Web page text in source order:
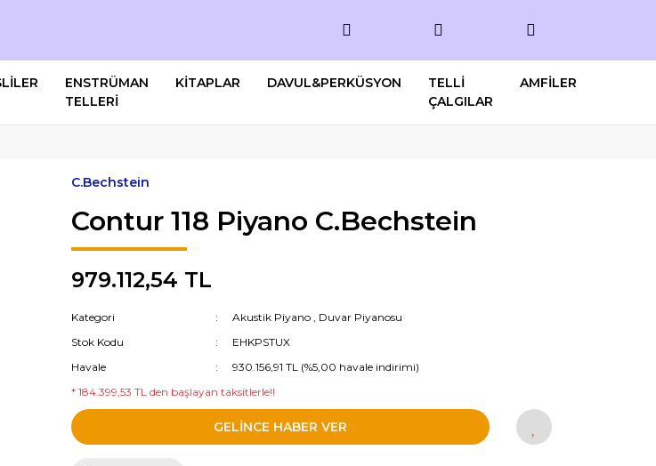
ENSTRÜMAN
TELLERİ
KİTAPLAR DAVUL&PERKÜSYON
TELLİ
ÇALGILAR
AMFİLER
C.Bechstein
Contur 118 Piyano C.Bechstein
979.112,54 TL
Kategori Akustik Piyano , Duvar Piyanosu
Stok Kodu
EHKPSTUX
Havale
930.156,91 TL (%5,00 havale indirimi)
* 184.399,53 TL den başlayan taksitlerle!!
GELİNCE HABER VER